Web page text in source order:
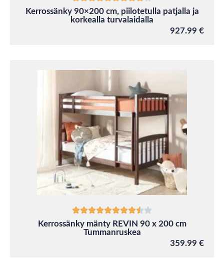
Kerrossänky 90×200 cm, piilotetulla patjalla ja
korkealla turvalaidalla
927.99 €
Kerrossänky mänty REVIN 90 x 200 cm
Tummanruskea
359.99 €